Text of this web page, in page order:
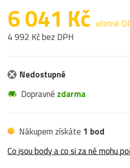
6 041 Kč včetně
4 992 Kč bez DPH
Nedostupné
Dopravné zdarma
Nákupem získáte 1 bod
Co jsou body a co si za ně mohu